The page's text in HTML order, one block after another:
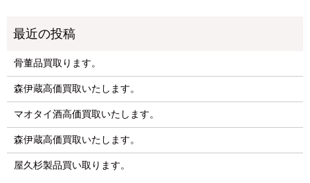
骨董品買取ります。
森伊蔵高価買取いたします。
マオタイ酒高価買取いたします。
森伊蔵高価買取いたします。
屋久杉製品買い取ります。